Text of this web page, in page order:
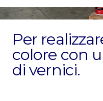
Per
colore con
di vernici.